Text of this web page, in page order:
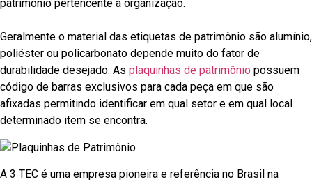
patrimônio pertencente à organização.
Geralmente o material das etiquetas de patrimônio são alumínio,
poliéster ou policarbonato depende muito do fator de
durabilidade desejado. As plaquinhas de patrimônio possuem
código de barras exclusivos para cada peça em que são
afixadas permitindo identificar em qual setor e em qual local
determinado item se encontra.
A 3 TEC é uma empresa pioneira e referência no Brasil na